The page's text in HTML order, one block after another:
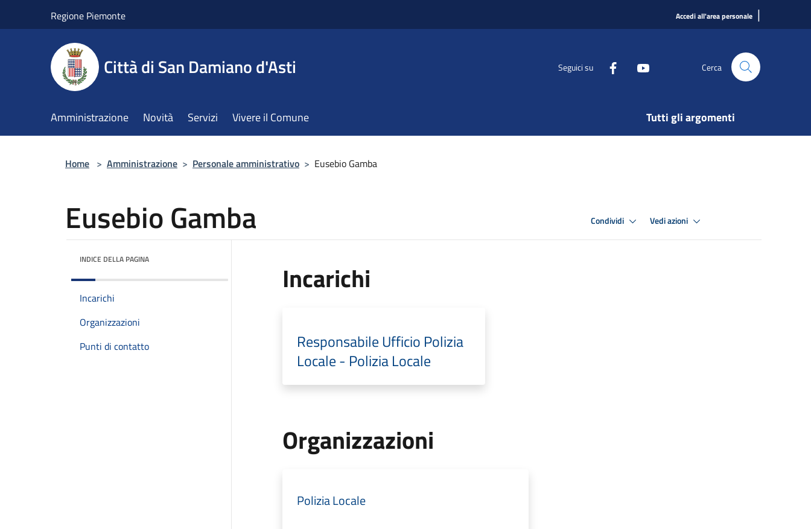
Regione Piemonte Accedi all'area personale |
Città di San Damiano d'Asti Seguici su Cerca
Amministrazione Novità Servizi Vivere il Comune Tutti gli argomenti
Home > Amministrazione > Personale amministrativo > Eusebio Gamba
Eusebio Gamba Condividi Vedi azioni
INDICE DELLA PAGINA
Incarichi
Organizzazioni
Punti di contatto
Incarichi
Responsabile Ufficio Polizia
Locale - Polizia Locale
Organizzazioni
Polizia Locale